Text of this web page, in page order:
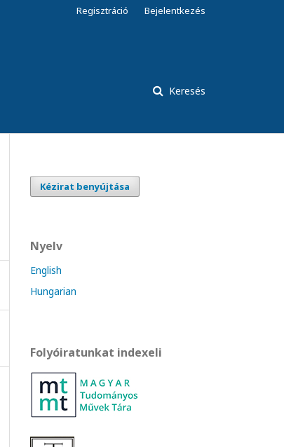
Keresés
Regisztráció Bejelentkezés
Kézirat benyújtása
Nyelv
English
Hungarian
Folyóiratunkat indexeli